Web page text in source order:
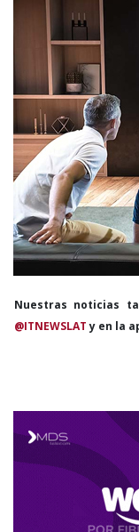
Nuestras noticias
@ITNEWSLATy en la